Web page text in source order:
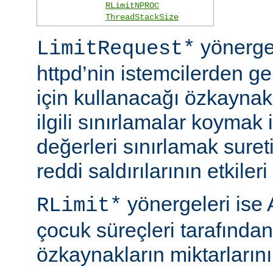
RLimitNPROC
ThreadStackSize
LimitRequest*
httpd’nin istemcilerden
için kullanacağı
ilgili sınırlamalar koymak
değerleri sınırlamak
reddi saldırılarının
RLimit* yönergeleri ise
çocuk süreçleri
özkaynakların